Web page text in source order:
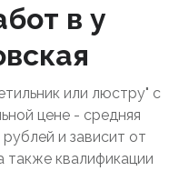
в у
или люстру" с
цене - средняя
и зависит от
квалификации